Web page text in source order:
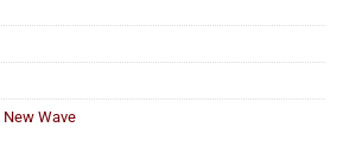
New Wave